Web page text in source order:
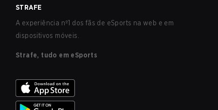
STRAFE
A experiência nº1 dos fãs de eSports na web e em
dispositivos móveis.
Strafe, tudo em eSports